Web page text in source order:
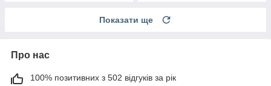
Показати ще
Про нас
100% позитивних з 502 відгуків за рік